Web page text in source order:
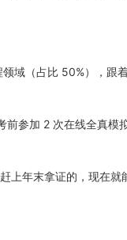
域（占比 50%），跟
前参加 2 次在线全真模
上年末拿证的，现在就